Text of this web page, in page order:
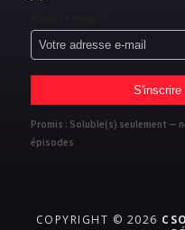
Promis : Soluble(s) seulement —
épisodes
COPYRIGHT © 2026